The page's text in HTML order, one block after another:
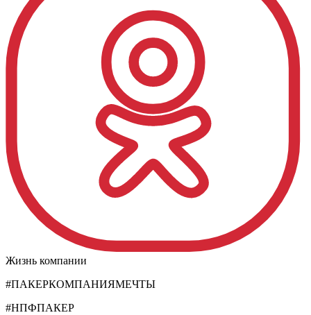
Жизнь компании
#ПАКЕРКОМПАНИЯМЕЧТЫ
#НПФПАКЕР